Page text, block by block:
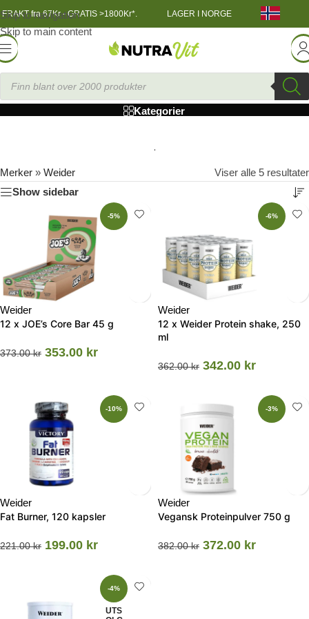
Skip to navigation
Skip to main content
FRAKT fra 67Kr - GRATIS >1800Kr*. LAGER I NORGE
Weider
Kategorier
Merker » Weider
Viser alle 5 resultater
Show sidebar
-5%
Weider
12 x JOE’s Core Bar 45 g
373.00kr 353.00 kr
-6%
Weider
12 x Weider Protein shake, 250
ml
362.00kr 342.00 kr
-10%
Weider
Fat Burner, 120 kapsler
221.00kr 199.00 kr
-3%
Weider
Vegansk Proteinpulver 750 g
382.00kr 372.00 kr
-4%
UTS